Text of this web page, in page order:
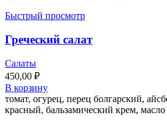
Быстрый просмотр
Греческий салат
Салаты
450,00 ₽
В корзину
томат, огурец, перец болгарский,
красный, бальзамический крем,